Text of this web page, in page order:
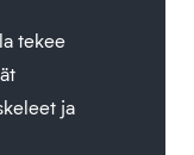
tekee
ja